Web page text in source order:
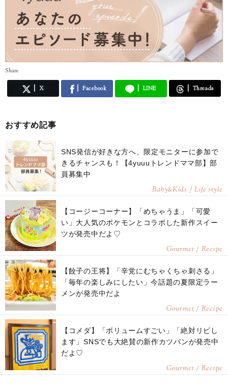
Share
X Facebook LINE Threads
おすすめ記事
SNS発信が好きな方へ、限定モニターに参加で
きるチャンスも！【4yuuuトレンドママ部】部
員募集中
Baby&Kids / Life style
【コージーコーナー】「めちゃうま」「可愛
い」大人気のポケモンとコラボした新作スイー
ツが発売中だよ♡
Gourmet / Recipe
【餃子の王将】「辛党にむちゃくちゃ刺さる」
「毎年の楽しみにしたい」今話題の夏限定ラー
メンが発売中だよ
Gourmet / Recipe
【コメダ】「ボリュームすごい」「絶対リピし
ます」SNSでも大絶賛の新作カツパンが発売中
だよ♡
Gourmet / Recipe